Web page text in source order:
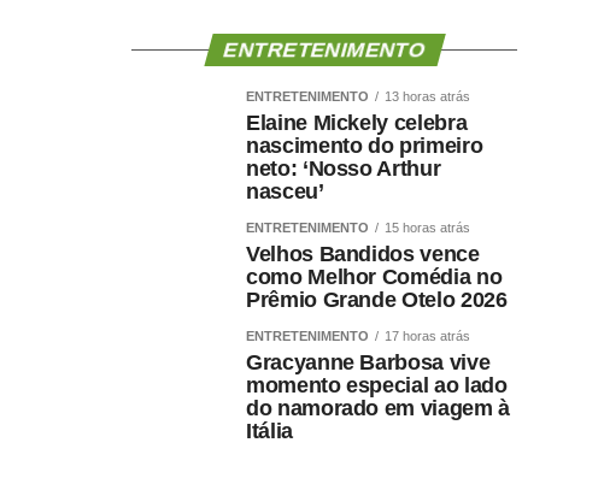
ENTRETENIMENTO
ENTRETENIMENTO 13 horas atrás
Elaine Mickely celebra
nascimento do primeiro
neto: ‘Nosso Arthur
nasceu’
ENTRETENIMENTO 15 horas atrás
Velhos Bandidos vence
como Melhor Comédia no
Prêmio Grande Otelo 2026
ENTRETENIMENTO 17 horas atrás
Gracyanne Barbosa vive
momento especial ao lado
do namorado em viagem à
Itália